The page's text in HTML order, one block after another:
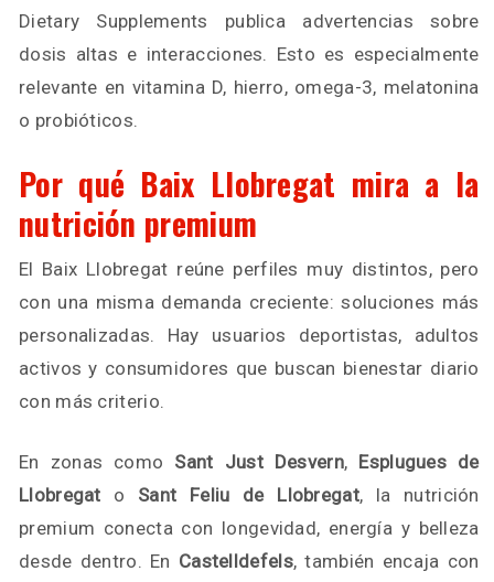
Dietary Supplements publica advertencias sobre
dosis altas e interacciones. Esto es especialmente
relevante en vitamina D, hierro, omega-3, melatonina
o probióticos.
Por qué Baix Llobregat mira a la
nutrición premium
El Baix Llobregat reúne perfiles muy distintos, pero
con una misma demanda creciente: soluciones más
personalizadas. Hay usuarios deportistas, adultos
activos y consumidores que buscan bienestar diario
con más criterio.
En zonas como Sant Just Desvern, Esplugues de
Llobregat o Sant Feliu de Llobregat, la nutrición
premium conecta con longevidad, energía y belleza
desde dentro. En Castelldefels, también encaja con